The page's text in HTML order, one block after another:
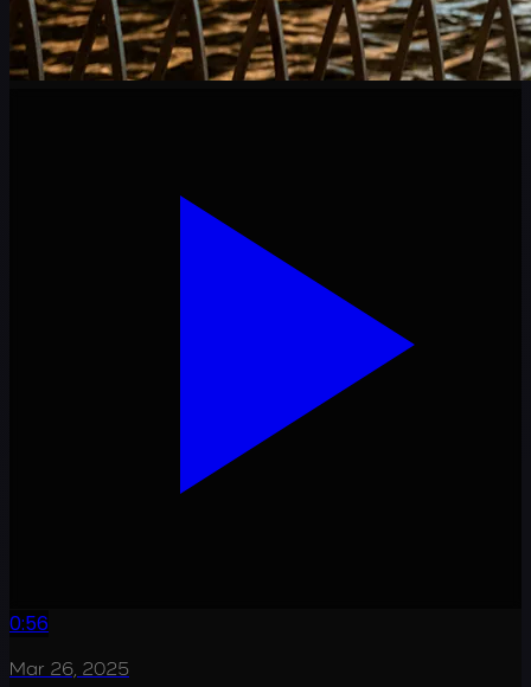
0:56
Mar 26, 2025